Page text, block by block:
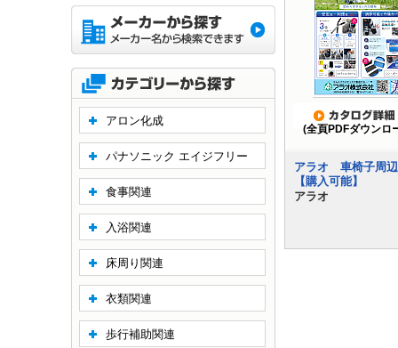
(全頁PDFダウンロ
アラオ 車椅子周
【購入可能】
アラオ
アロン化成
パナソニック エイジフリー
食事関連
入浴関連
床周り関連
衣類関連
歩行補助関連